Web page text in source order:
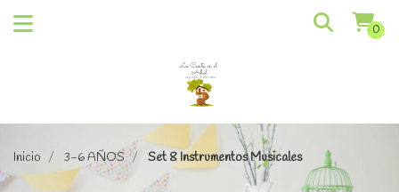
0
Inicio 3-6 AÑOS Set 8 Instrumentos Musicales